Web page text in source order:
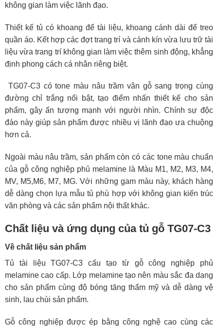
không gian làm việc lãnh đạo.
Thiết kế tủ có khoang để tài liệu, khoang cánh dài để treo
quần áo. Kết hợp các đợt trang trí và cánh kín vừa lưu trữ tài
liệu vừa trang trí không gian làm việc thêm sinh động, khẳng
định phong cách cá nhân riêng biệt.
TG07-C3 có tone màu nâu trầm vân gỗ sang trọng cùng
đường chỉ trắng nổi bật, tạo điểm nhấn thiết kế cho sản
phẩm, gây ấn tượng mạnh với người nhìn. Chính sự độc
đáo này giúp sản phẩm được nhiều vị lãnh đạo ưa chuộng
hơn cả.
Ngoài màu nâu trầm, sản phẩm còn có các tone màu chuẩn
của gỗ công nghiệp phủ melamine là Màu M1, M2, M3, M4,
MV, M5,M6, M7, MG. Với những gam màu này, khách hàng
dễ dàng chọn lựa mẫu tủ phù hợp với không gian kiến trúc
văn phòng và các sản phẩm nội thất khác.
Chất liệu và ứng dụng của tủ gỗ TG07-C3
Về chất liệu sản phẩm
Tủ tài liệu TG07-C3 cấu tạo từ gỗ công nghiệp phủ
melamine cao cấp. Lớp melamine tạo nên màu sắc đa dạng
cho sản phẩm cùng độ bóng tăng thẩm mỹ và dễ dàng vệ
sinh, lau chùi sản phẩm.
Gỗ công nghiệp được ép bằng công nghệ cao cùng các